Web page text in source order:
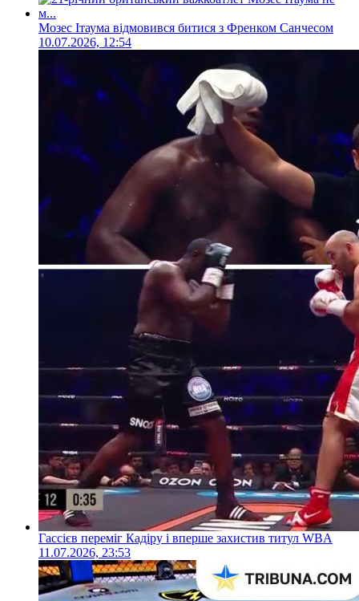
Мозес Ітаума відмовився битися з Френком Санчесом
10.07.2026, 12:54
Гассієв переміг Кадіру і вперше захистив титул WBA
11.07.2026, 23:53